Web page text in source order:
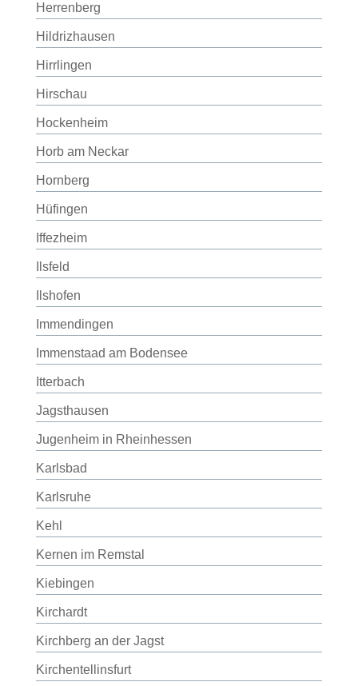
Herrenberg
Hildrizhausen
Hirrlingen
Hirschau
Hockenheim
Horb am Neckar
Hornberg
Hüfingen
Iffezheim
Ilsfeld
Ilshofen
Immendingen
Immenstaad am Bodensee
Itterbach
Jagsthausen
Jugenheim in Rheinhessen
Karlsbad
Karlsruhe
Kehl
Kernen im Remstal
Kiebingen
Kirchardt
Kirchberg an der Jagst
Kirchentellinsfurt